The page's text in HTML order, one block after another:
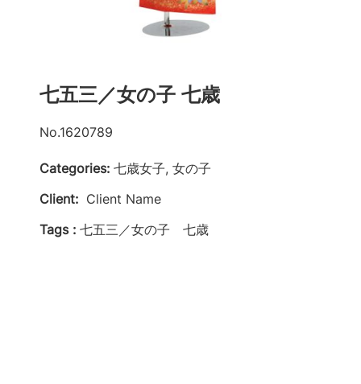
七五三／女の子 七歳
No.1620789
Categories: 七歳女子, 女の子
Client: Client Name
Tags : 七五三／女の子 七歳